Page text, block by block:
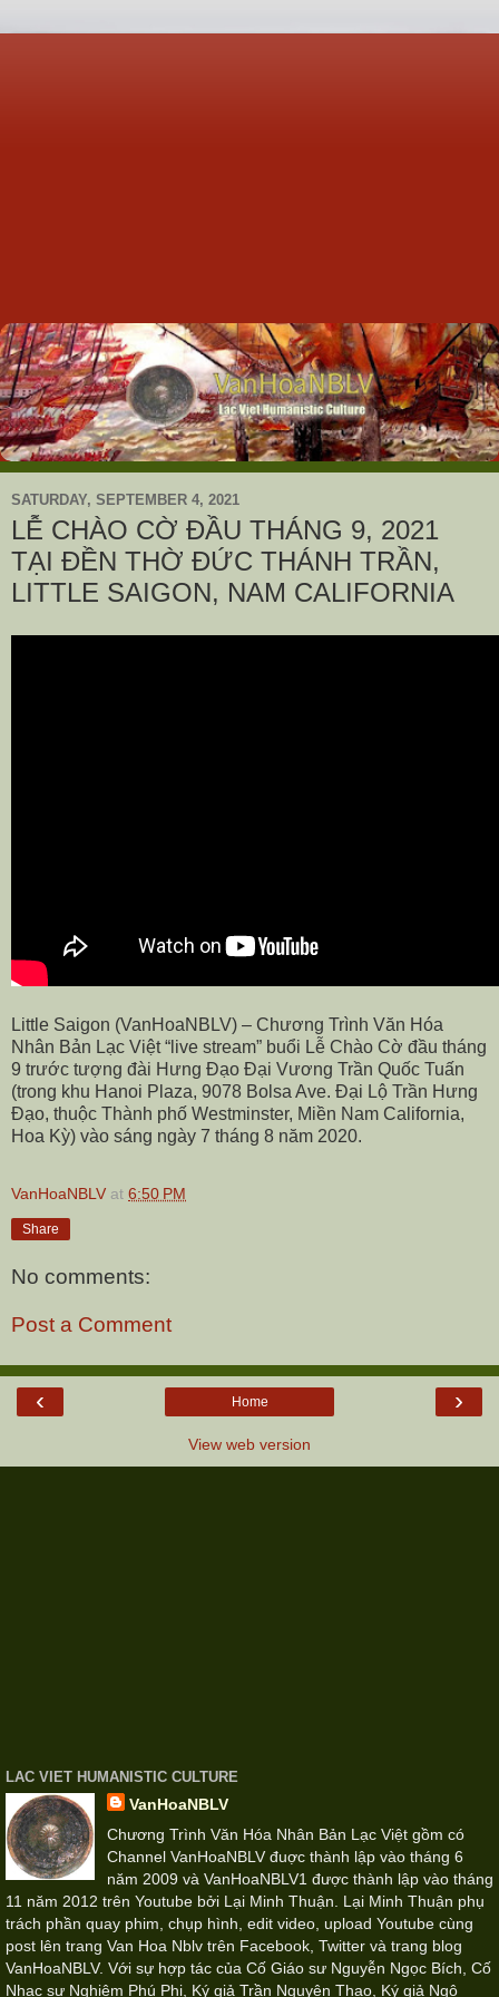
SATURDAY, SEPTEMBER 4, 2021
LỄ CHÀO CỜ ĐẦU THÁNG 9, 2021
TẠI ĐỀN THỜ ĐỨC THÁNH TRẦN,
LITTLE SAIGON, NAM CALIFORNIA
Little Saigon (VanHoaNBLV) – Chương Trình Văn Hóa
Nhân Bản Lạc Việt “live stream” buổi Lễ Chào Cờ đầu tháng
9 trước tượng đài Hưng Đạo Đại Vương Trần Quốc Tuấn
(trong khu Hanoi Plaza, 9078 Bolsa Ave. Đại Lộ Trần Hưng
Đạo, thuộc Thành phố Westminster, Miền Nam California,
Hoa Kỳ) vào sáng ngày 7 tháng 8 năm 2020.
VanHoaNBLV at 6:50 PM
Share
No comments:
Post a Comment
‹ ›
Home
View web version
LAC VIET HUMANISTIC CULTURE
VanHoaNBLV
Chương Trình Văn Hóa Nhân Bản Lạc Việt gồm có
Channel VanHoaNBLV đuợc thành lập vào tháng 6
năm 2009 và VanHoaNBLV1 được thành lập vào tháng
11 năm 2012 trên Youtube bởi Lại Minh Thuận. Lại Minh Thuận phụ
trách phần quay phim, chụp hình, edit video, upload Youtube cùng
post lên trang Van Hoa Nblv trên Facebook, Twitter và trang blog
VanHoaNBLV. Với sự hợp tác của Cố Giáo sư Nguyễn Ngọc Bích, Cố
Nhạc sư Nghiêm Phú Phi, Ký giả Trần Nguyên Thao, Ký giả Ngô